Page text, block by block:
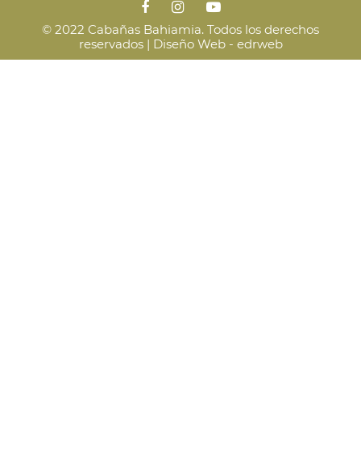
© 2022 Cabañas Bahiamia. Todos los derechos
reservados | Diseño Web - edrweb